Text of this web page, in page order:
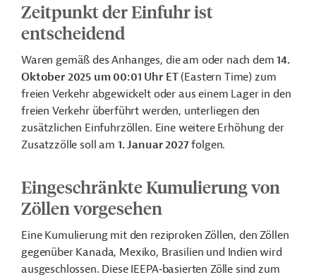
Zeitpunkt der Einfuhr ist
entscheidend
Waren gemäß des Anhanges, die am oder nach dem14.
Oktober 2025 um 00:01 Uhr ET(Eastern Time) zum
freien Verkehr abgewickelt oder aus einem Lager in den
freien Verkehr überführt werden, unterliegen den
zusätzlichen Einfuhrzöllen. Eine weitere Erhöhung der
Zusatzzölle soll am 1. Januar 2027folgen.
Eingeschränkte Kumulierung von
Zöllen vorgesehen
Eine Kumulierung mit den reziproken Zöllen, denZöllen
gegenüber Kanada, Mexiko, Brasilien und Indien wird
ausgeschlossen. Diese IEEPA‑basierten Zölle sind zum